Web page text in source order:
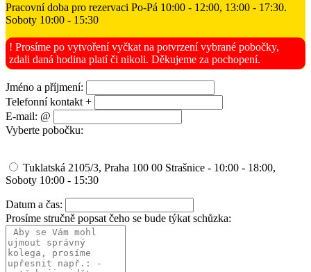
Pracovní doba pro rezervaci Po-Pá 10:00 - 12:00, 13:00 - 17:30.
Soboty 10:00 - 15:30
! Prosíme po vytvoření vyčkat na potvrzení vybrané pobočky,
zdali daná hodina platí či nikoli. Děkujeme za pochopení.
Jméno a příjmení:
Telefonní kontakt +
E-mail: @
Vyberte pobočku:
Tuklatská 2105/3, Praha 100 00 Strašnice - 10:00 - 18:00,
Soboty 10:00 - 15:30
Datum a čas:
Prosíme stručně popsat čeho se bude týkat schůzka: